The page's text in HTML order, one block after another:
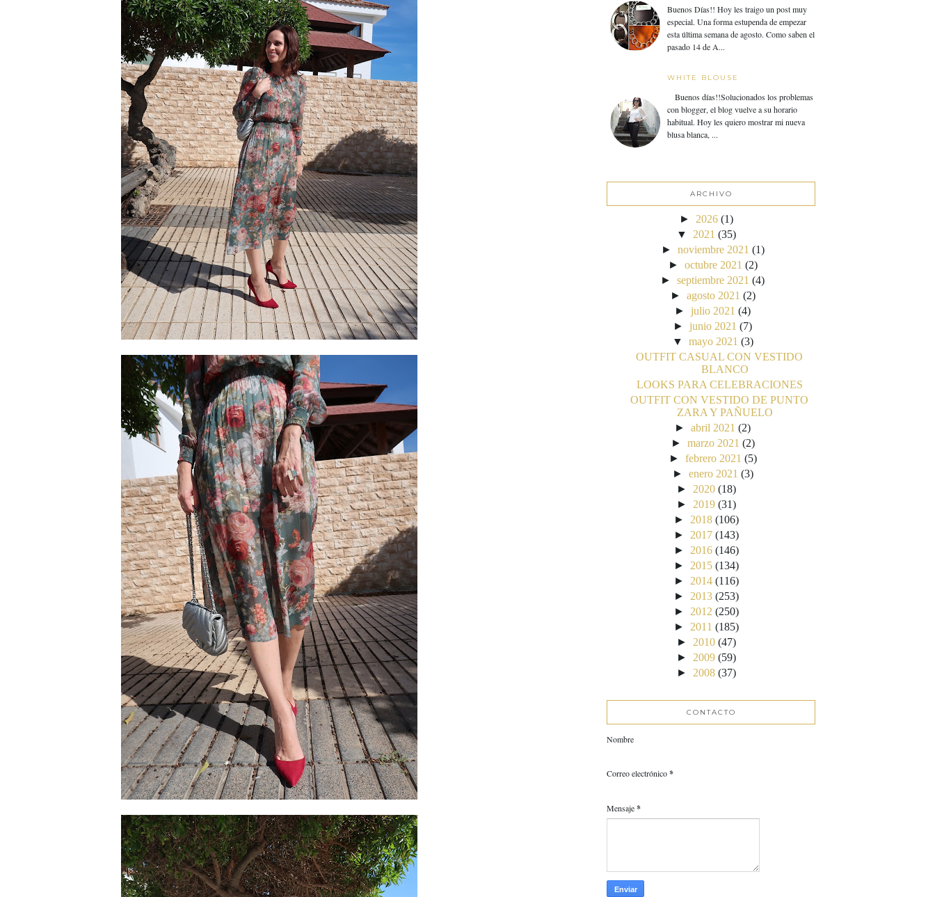
Buenos Días!! Hoy les traigo un post muy
especial. Una forma estupenda de empezar
esta última semana de agosto. Como saben el
pasado 14 de A...
WHITE BLOUSE
Buenos días!!Solucionados los problemas
con blogger, el blog vuelve a su horario
habitual. Hoy les quiero mostrar mi nueva
blusa blanca, ...
ARCHIVO
► 2026 (1)
▼ 2021 (35)
► noviembre 2021 (1)
► octubre 2021 (2)
►septiembre 2021 (4)
► agosto 2021 (2)
►julio 2021 (4)
►junio 2021 (7)
▼ mayo 2021 (3)
OUTFIT CASUAL CON VESTIDO
BLANCO
LOOKS PARA CELEBRACIONES
OUTFIT CON VESTIDO DE PUNTO
ZARA Y PAÑUELO
►abril 2021 (2)
► marzo 2021 (2)
► febrero 2021 (5)
► enero 2021 (3)
► 2020 (18)
► 2019 (31)
► 2018 (106)
► 2017 (143)
► 2016 (146)
► 2015 (134)
► 2014 (116)
► 2013 (253)
► 2012 (250)
► 2011 (185)
► 2010 (47)
► 2009 (59)
► 2008 (37)
CONTACTO
Nombre
Correo electrónico*
Mensaje*